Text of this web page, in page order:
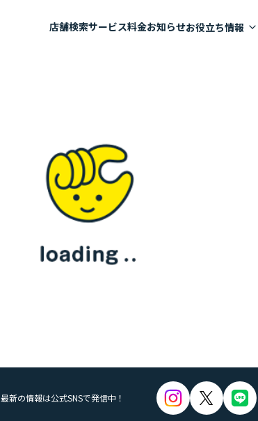
店舗検索サービス料金お知らせお役立ち情報
最新の情報は公式SNSで発信中！